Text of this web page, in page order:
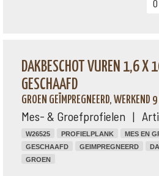
DAKBESCHOT VUREN 1,6 X
GESCHAAFD
GROEN GEÏMPREGNEERD, WERKEND 9
Mes- & Groefprofielen |
W26525 PROFIELPLANK MES EN
GESCHAAFD
GEIMPREGNEERD
GROEN